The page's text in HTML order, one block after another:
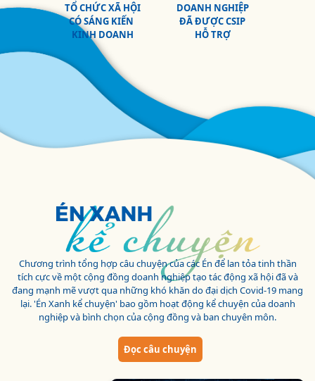
TỔ CHỨC XÃ HỘI
CÓ SÁNG KIẾN
KINH DOANH
DOANH NGHIỆP
ĐÃ ĐƯỢC CSIP
HỖ TRỢ
Chương trình tổng hợp câu chuyện của các Én để lan tỏa tinh thần
tích cực về một cộng đồng doanh nghiệp tạo tác động xã hội đã và
đang mạnh mẽ vượt qua những khó khăn do đại dịch Covid-19 mang
lại. 'Én Xanh kể chuyện' bao gồm hoạt động kể chuyện của doanh
nghiệp và bình chọn của cộng đồng và ban chuyên môn.
Đọc câu chuyện